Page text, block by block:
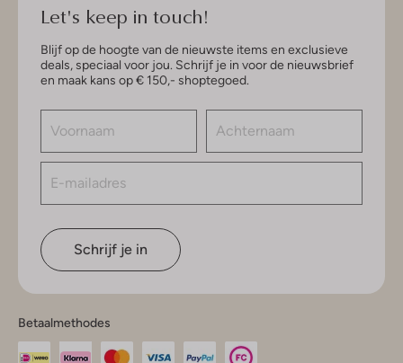
Let's keep in touch!
Blijf op de hoogte van de nieuwste items en exclusieve
deals, speciaal voor jou. Schrijf je in voor de nieuwsbrief
en maak kans op € 150,- shoptegoed.
Schrijf je in
Betaalmethodes